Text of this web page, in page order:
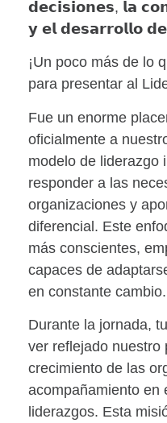
𝗱𝗲𝗰𝗶𝘀𝗶𝗼𝗻𝗲𝘀, 𝗹𝗮
𝘆 𝗲𝗹 𝗱𝗲𝘀𝗮𝗿𝗿𝗼𝗹𝗹𝗼
¡Un poco más de lo
para presentar al
Fue un enorme
oficialmente a
modelo de liderazgo
responder a las
organizaciones y
diferencial. Este
más conscientes,
capaces de
en constante cambio.
Durante la jornada,
ver reflejado nuestro
crecimiento de las
acompañamiento en
liderazgos. Esta